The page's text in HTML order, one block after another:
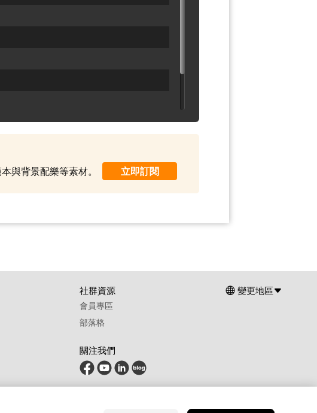
與背景配樂等素材。
立即訂閱
社群資源
會員專區
部落格
關注我們
變更地區